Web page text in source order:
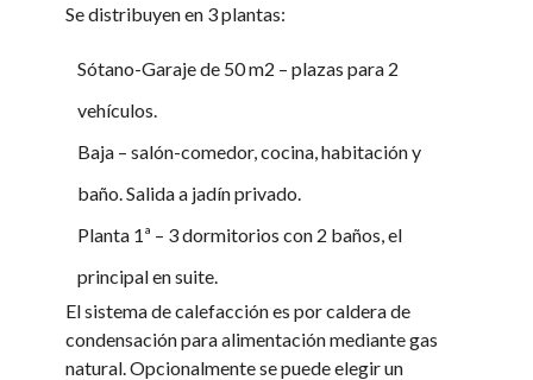
Se distribuyen en 3 plantas:
Sótano-Garaje de 50 m2 – plazas para 2
vehículos.
Baja – salón-comedor, cocina, habitación y
baño. Salida a jadín privado.
Planta 1ª – 3 dormitorios con 2 baños, el
principal en suite.
El sistema de calefacción es por caldera de
condensación para alimentación mediante gas
natural. Opcionalmente se puede elegir un